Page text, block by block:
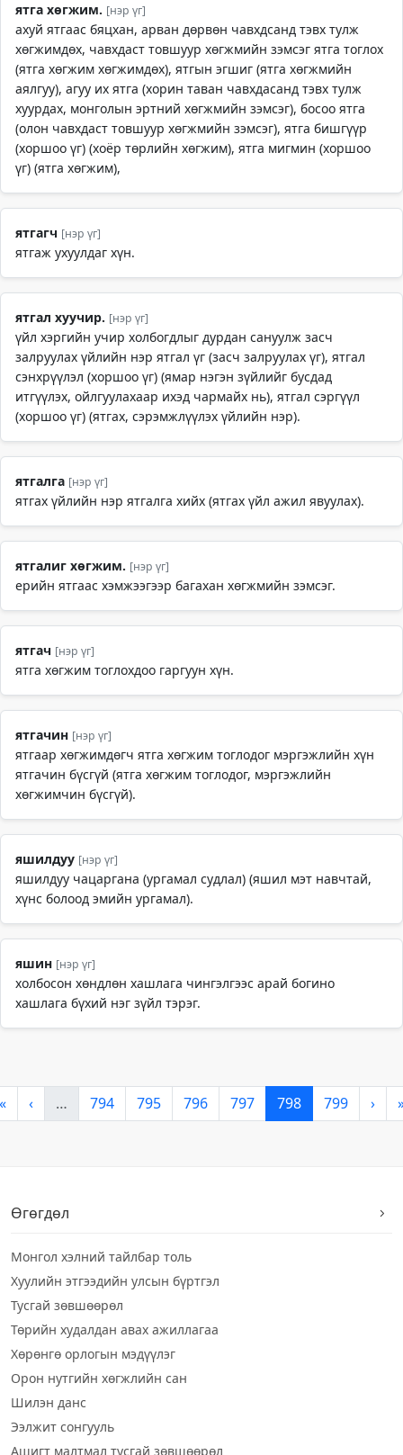
ятга хөгжим. [нэр үг]
ахуй ятгаас бяцхан, арван дөрвөн чавхдсанд тэвх тулж
хөгжимдөх, чавхдаст товшуур хөгжмийн зэмсэг ятга тоглох
(ятга хөгжим хөгжимдөх), ятгын эгшиг (ятга хөгжмийн
аялгуу), агуу их ятга (хорин таван чавхдасанд тэвх тулж
хуурдах, монголын эртний хөгжмийн зэмсэг), босоо ятга
(олон чавхдаст товшуур хөгжмийн зэмсэг), ятга бишгүүр
(хоршоо үг) (хоёр төрлийн хөгжим), ятга мигмин (хоршоо
үг) (ятга хөгжим),
ятгагч [нэр үг]
ятгаж ухуулдаг хүн.
ятгал хуучир. [нэр үг]
үйл хэргийн учир холбогдлыг дурдан сануулж засч
залруулах үйлийн нэр ятгал үг (засч залруулах үг), ятгал
сэнхрүүлэл (хоршоо үг) (ямар нэгэн зүйлийг бусдад
итгүүлэх, ойлгуулахаар ихэд чармайх нь), ятгал сэргүүл
(хоршоо үг) (ятгах, сэрэмжлүүлэх үйлийн нэр).
ятгалга [нэр үг]
ятгах үйлийн нэр ятгалга хийх (ятгах үйл ажил явуулах).
ятгалиг хөгжим. [нэр үг]
ерийн ятгаас хэмжээгээр багахан хөгжмийн зэмсэг.
ятгач [нэр үг]
ятга хөгжим тоглохдоо гаргуун хүн.
ятгачин [нэр үг]
ятгаар хөгжимдөгч ятга хөгжим тоглодог мэргэжлийн хүн
ятгачин бүсгүй (ятга хөгжим тоглодог, мэргэжлийн
хөгжимчин бүсгүй).
яшилдуу [нэр үг]
яшилдуу чацаргана (ургамал судлал) (яшил мэт навчтай,
хүнс болоод эмийн ургамал).
яшин [нэр үг]
холбосон хөндлөн хашлага чингэлгээс арай богино
хашлага бүхий нэг зүйл тэрэг.
‹ … 794 795 796 797 798 799 ›
Өгөгдөл
Монгол хэлний тайлбар толь
Хуулийн этгээдийн улсын бүртгэл
Тусгай зөвшөөрөл
Төрийн худалдан авах ажиллагаа
Хөрөнгө орлогын мэдүүлэг
Орон нутгийн хөгжлийн сан
Шилэн данс
Ээлжит сонгууль
Ашигт малтмал тусгай зөвшөөрөл